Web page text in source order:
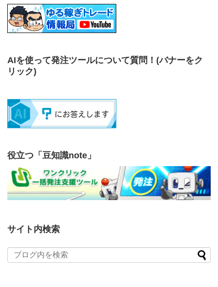
AIを使って発注ツールについて質問！ (バナーをク
リック)
役立つ「豆知識note」
サイト内検索